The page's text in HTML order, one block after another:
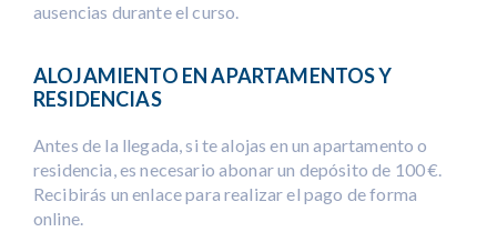
ausencias durante el curso.
ALOJAMIENTO EN APARTAMENTOS Y
RESIDENCIAS
Antes de la llegada, si te alojas en un apartamento o
residencia, es necesario abonar un depósito de 100 €.
Recibirás un enlace para realizar el pago de forma
online.